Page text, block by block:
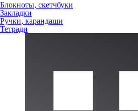
Блокноты, скетчбуки
Закладки
Ручки, карандаши
Тетради